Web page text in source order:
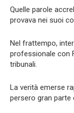
Quelle parole
provava nei suoi
Nel frattempo,
professionale con
tribunali.
La verità emerse
persero gran parte